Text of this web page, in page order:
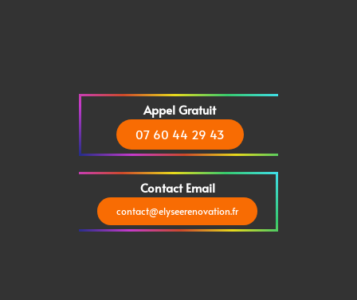
Appel Gratuit
07 60 44 29 43
Contact Email
contact@elyseerenovation.fr